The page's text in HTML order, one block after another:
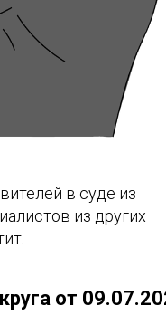
в суде из
из других
от